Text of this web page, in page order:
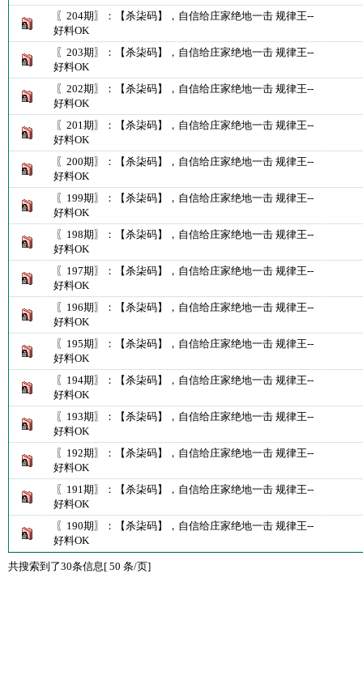
〖204期〗：【杀柒码】，自信给庄家绝地一击 规律王--
好料OK
〖203期〗：【杀柒码】，自信给庄家绝地一击 规律王--
好料OK
〖202期〗：【杀柒码】，自信给庄家绝地一击 规律王--
好料OK
〖201期〗：【杀柒码】，自信给庄家绝地一击 规律王--
好料OK
〖200期〗：【杀柒码】，自信给庄家绝地一击 规律王--
好料OK
〖199期〗：【杀柒码】，自信给庄家绝地一击 规律王--
好料OK
〖198期〗：【杀柒码】，自信给庄家绝地一击 规律王--
好料OK
〖197期〗：【杀柒码】，自信给庄家绝地一击 规律王--
好料OK
〖196期〗：【杀柒码】，自信给庄家绝地一击 规律王--
好料OK
〖195期〗：【杀柒码】，自信给庄家绝地一击 规律王--
好料OK
〖194期〗：【杀柒码】，自信给庄家绝地一击 规律王--
好料OK
〖193期〗：【杀柒码】，自信给庄家绝地一击 规律王--
好料OK
〖192期〗：【杀柒码】，自信给庄家绝地一击 规律王--
好料OK
〖191期〗：【杀柒码】，自信给庄家绝地一击 规律王--
好料OK
〖190期〗：【杀柒码】，自信给庄家绝地一击 规律王--
好料OK
共搜索到了30条信息[ 50 条/页]